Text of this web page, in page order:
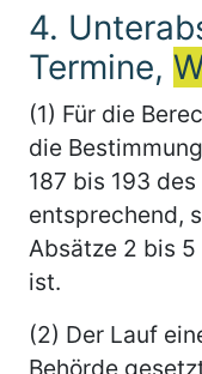
4.
Termine,
(1) Für die
die
187 bis 193
entsprechend,
Absätze 2 bis
ist.
(2) Der Lauf
Behörde